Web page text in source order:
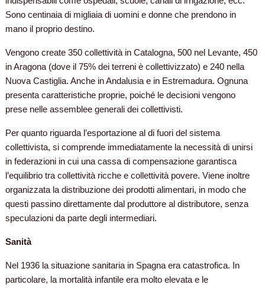
Sono centinaia di migliaia di uomini e donne che prendono in
mano il proprio destino.
Vengono create 350 collettività in Catalogna, 500 nel Levante, 450
in Aragona (dove il 75% dei terreni è collettivizzato) e 240 nella
Nuova Castiglia. Anche in Andalusia e in Estremadura. Ognuna
presenta caratteristiche proprie, poiché le decisioni vengono
prese nelle assemblee generali dei collettivisti.
Per quanto riguarda l’esportazione al di fuori del sistema
collettivista, si comprende immediatamente la necessità di unirsi
in federazioni in cui una cassa di compensazione garantisca
l’equilibrio tra collettività ricche e collettività povere. Viene inoltre
organizzata la distribuzione dei prodotti alimentari, in modo che
questi passino direttamente dal produttore al distributore, senza
speculazioni da parte degli intermediari.
Sanità
Nel 1936 la situazione sanitaria in Spagna era catastrofica. In
particolare, la mortalità infantile era molto elevata e le